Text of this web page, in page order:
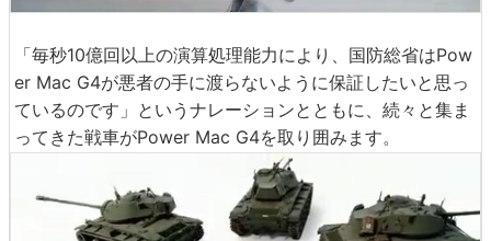
「毎秒10億回以上の演算処理能力により、国防総省はPow
er Mac G4が悪者の手に渡らないように保証したいと思っ
ているのです」というナレーションとともに、続々と集ま
ってきた戦車がPower Mac G4を取り囲みます。